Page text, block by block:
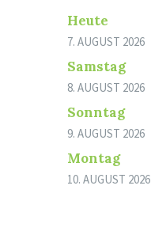
Heute
7. AUGUST 2026
Samstag
8. AUGUST 2026
Sonntag
9. AUGUST 2026
Montag
10. AUGUST 2026